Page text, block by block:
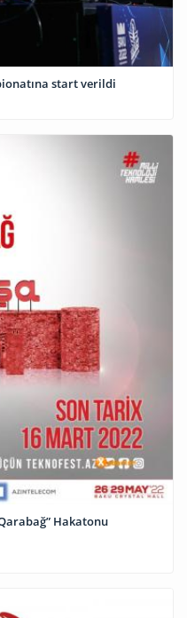
Hakatonu